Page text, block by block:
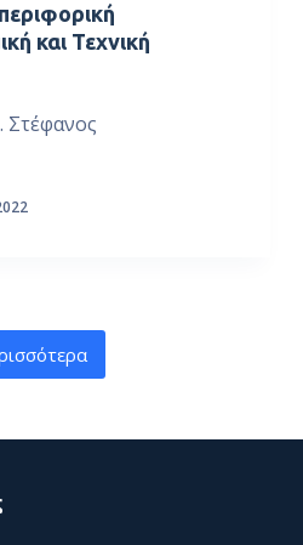
και Τεχνική
Στέφανος